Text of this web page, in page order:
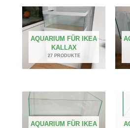
AQUARIUM FÜR IKEA
KALLAX
27 PRODUKTE
AQUARIUM FÜR IKEA